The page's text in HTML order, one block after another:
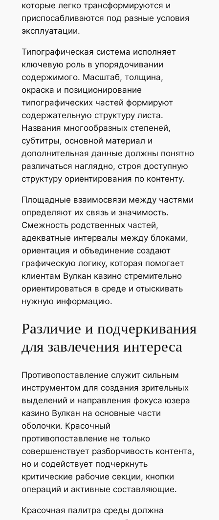
которые легко трансформируются и
приспосабливаются под разные условия
эксплуатации.
Типографическая система исполняет
ключевую роль в упорядочивании
содержимого. Масштаб, толщина,
окраска и позиционирование
типографических частей формируют
содержательную структуру листа.
Названия многообразных степеней,
субтитры, основной материал и
дополнительная данные должны понятно
различаться наглядно, строя доступную
структуру ориентирования по контенту.
Площадные взаимосвязи между частями
определяют их связь и значимость.
Смежность родственных частей,
адекватные интервалы между блоками,
ориентация и объединение создают
графическую логику, которая помогает
клиентам Вулкан казино стремительно
ориентироваться в среде и отыскивать
нужную информацию.
Различие и подчеркивания
для завлечения интереса
Противопоставление служит сильным
инструментом для создания зрительных
выделений и направления фокуса юзера
казино Вулкан на основные части
оболочки. Красочный
противопоставление не только
совершенствует разборчивость контента,
но и содействует подчеркнуть
критические рабочие секции, кнопки
операций и активные составляющие.
Красочная палитра среды должна